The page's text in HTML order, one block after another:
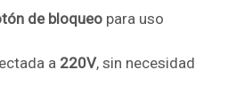
de bloqueo para uso
a 220V, sin necesidad